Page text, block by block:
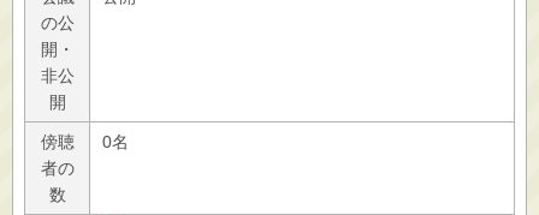
の公
開・
非公
開
傍聴
者の
数
­­­0名